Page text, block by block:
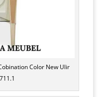
Color New Ulir